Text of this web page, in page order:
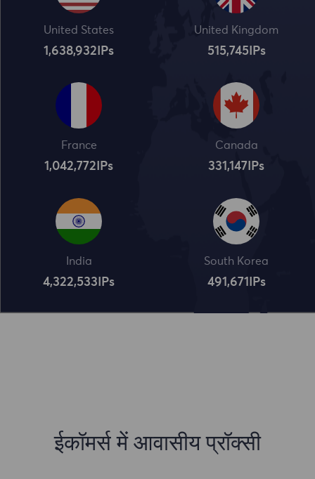
United States
1,638,932 IPs
United Kingdom
515,745IPs
France
1,042,773 IPs
Canada
331,148 IPs
India
4,322,534 IPs
South Korea
491,672 IPs
ईकॉमर्स में आवासीय प्रॉक्सी